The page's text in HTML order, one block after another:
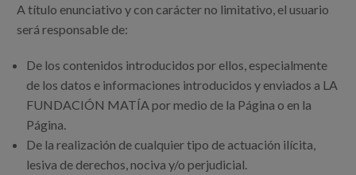
A título enunciativo y con carácter no limitativo, el usuario
será responsable de:
De los contenidos introducidos por ellos, especialmente
de los datos e informaciones introducidos y enviados a LA
FUNDACIÓN MATÍA por medio de la Página o en la
Página.
De la realización de cualquier tipo de actuación ilícita,
lesiva de derechos, nociva y/o perjudicial.